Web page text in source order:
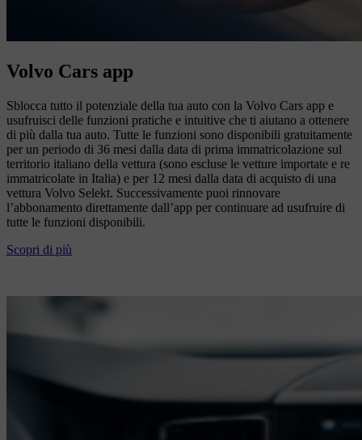
Volvo Cars app
Sblocca tutto il potenziale della tua auto con la Volvo Cars app e
usufruisci delle funzioni pratiche e intuitive che ti aiutano a ottenere
di più dalla tua auto. Tutte le funzioni sono disponibili gratuitamente
per un periodo di 36 mesi dalla data di prima immatricolazione sul
territorio italiano della vettura (sono escluse le vetture importate e re
immatricolate in Italia) e per 12 mesi dalla data di acquisto di una
vettura Volvo Selekt. Successivamente puoi rinnovare
l’abbonamento direttamente dall’app per continuare ad usufruire di
tutte le funzioni disponibili.
Scopri di più